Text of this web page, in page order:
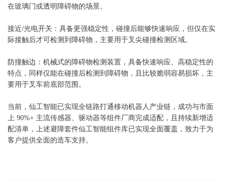
在玻璃门或透明障碍物的场景。
接近/光电开关：具备更强稳定性，碰撞后能够快速响应，但仅在实
际接触后才可检测到障碍物，主要用于叉尖碰撞检测区域。
防撞触边：机械式的障碍物检测装置，具备快速响应、高稳定性的
特点，同样仅能在碰撞后检测到障碍物，且比较脆弱容易损坏，主
要用于叉车前底部范围。
当前，仙工智能已实现全链路打通移动机器人产业链，成功与市面
上 90%+ 主流传感器、驱动器等组件厂商完成适配，且持续新增适
配清单，上述避障套件仙工智能组件库已实现全面覆盖，致力于为
客户提供全面的造车支持。